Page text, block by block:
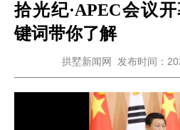
拾光纪·APEC会议
键词带你了解
拱墅新闻网 发布时间：